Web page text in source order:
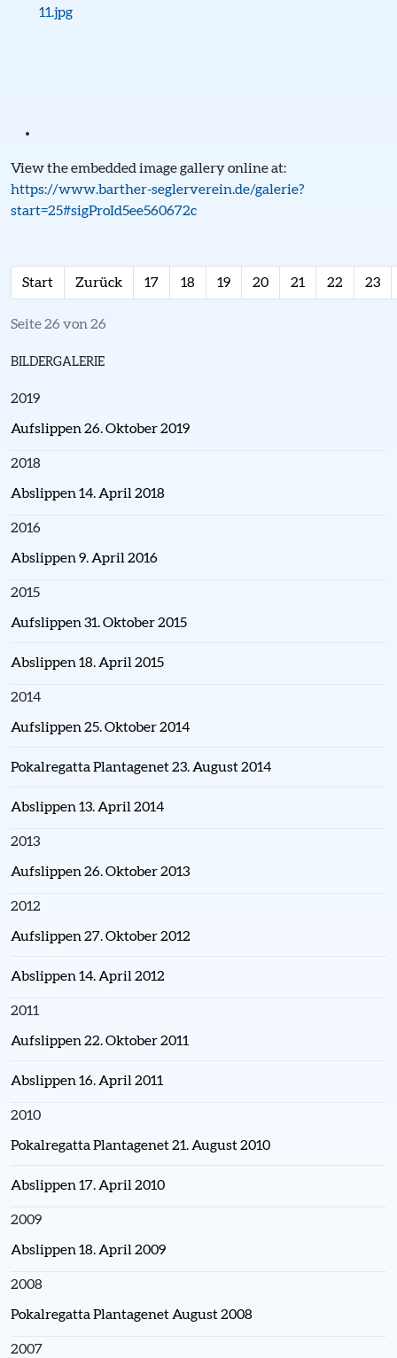
View the embedded image gallery online at:
https://www.barther-seglerverein.de/galerie?
start=25#sigProId5ee560672c
Start Zurück 17 18 19 20 21 22 23
Seite 26 von 26
BILDERGALERIE
2019
Aufslippen 26. Oktober 2019
2018
Abslippen 14. April 2018
2016
Abslippen 9. April 2016
2015
Aufslippen 31. Oktober 2015
Abslippen 18. April 2015
2014
Aufslippen 25. Oktober 2014
Pokalregatta Plantagenet 23. August 2014
Abslippen 13. April 2014
2013
Aufslippen 26. Oktober 2013
2012
Aufslippen 27. Oktober 2012
Abslippen 14. April 2012
2011
Aufslippen 22. Oktober 2011
Abslippen 16. April 2011
2010
Pokalregatta Plantagenet 21. August 2010
Abslippen 17. April 2010
2009
Abslippen 18. April 2009
2008
Pokalregatta Plantagenet August 2008
2007